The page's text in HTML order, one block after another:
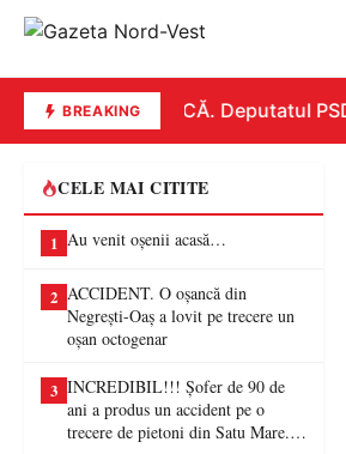
BREAKINGREPLICĂ. Deputatul
CELE MAI CITITE
1 Au venit oșenii acasă…
2 ACCIDENT. O oșancă din
Negrești-Oaș a lovit pe trecere un
oșan octogenar
3 INCREDIBIL!!! Șofer de 90 de
ani a produs un accident pe o
trecere de pietoni din Satu Mare. O